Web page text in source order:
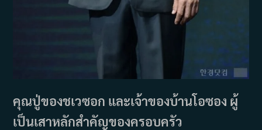
คุณปู่ของชเวซอก และเจ้าของบ้านโอซอง ผู้
เป็นเสาหลักสำคัญของครอบครัว